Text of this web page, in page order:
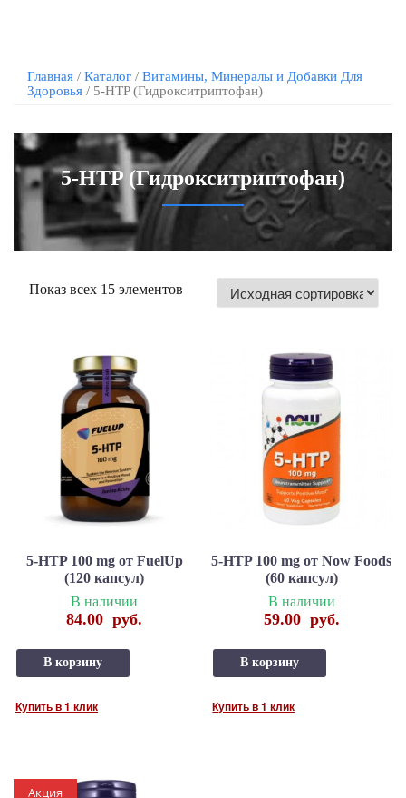
Главная/ Каталог/ Витамины, Минералы и Добавки Для
Здоровья/ 5-HTP (Гидрокситриптофан)
5-HTP (Гидрокситриптофан)
Показ всех 15 элементов
5-HTP 100 mg от FuelUp
(120 капсул)
В наличии
84.00 руб.
В корзину
Купить в 1 клик
5-HTP 100 mg от Now Foods
(60 капсул)
В наличии
59.00 руб.
В корзину
Купить в 1 клик
Акция